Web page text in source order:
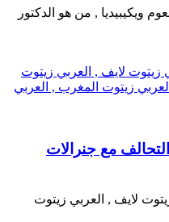
ويكيبيديا , من هو الدكتور
مع جنرالات
لايف , العربي زيتوت